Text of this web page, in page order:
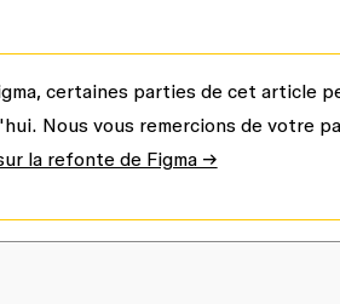
certaines parties de cet article
Nous vous remercions de votre
la refonte de Figma →